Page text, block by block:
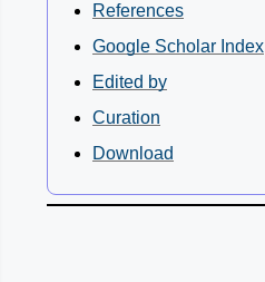
References
Google Scholar Index
Edited by
Curation
Download